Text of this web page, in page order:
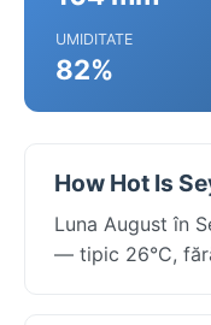
UMIDITATE
82%
How Hot Is
Luna August în
— tipic 26°C,